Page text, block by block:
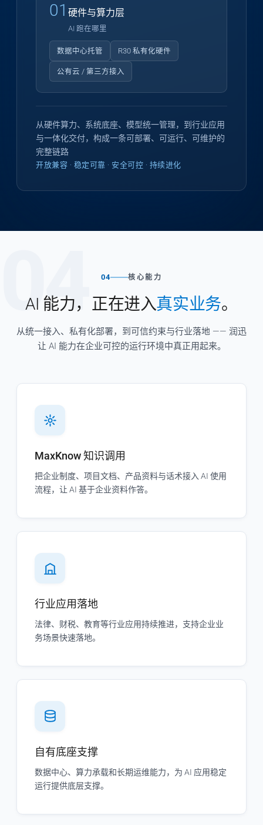
01 硬件与算力层
AI 跑在哪里
数据中心托管 R30 私有化硬件
公有云 / 第三方接入
从硬件算力、系统底座、模型统一管理，到行业应用
与一体化交付，构成一条可部署、可运行、可维护的
完整链路
开放兼容 · 稳定可靠 · 安全可控 · 持续进化
04 04 核心能力
AI 能力，正在进入真实业务。
从统一接入、私有化部署，到可信约束与行业落地 —— 润迅
让 AI 能力在企业可控的运行环境中真正用起来。
MaxKnow 知识调用
把企业制度、项目文档、产品资料与话术接入 AI 使用
流程，让 AI 基于企业资料作答。
行业应用落地
法律、财税、教育等行业应用持续推进，支持企业业
务场景快速落地。
自有底座支撑
数据中心、算力承载和长期运维能力，为 AI 应用稳定
运行提供底层支撑。